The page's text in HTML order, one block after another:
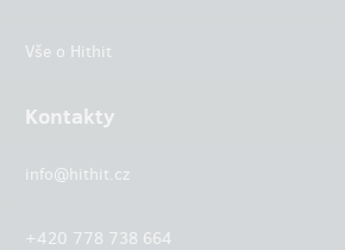
Vše o Hithit
Kontakty
info@hithit.cz
+420 778 738 664